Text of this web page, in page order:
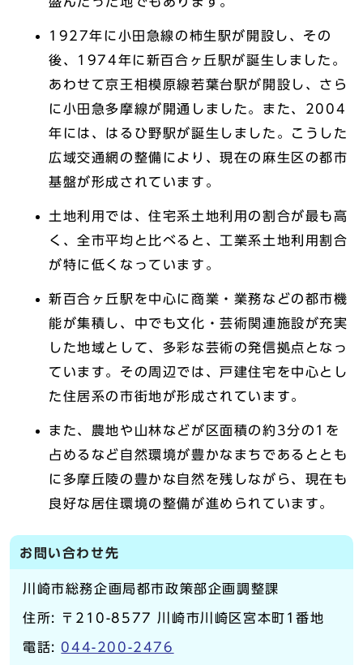
1927年に小田急線の柿生駅が開設し、その
後、1974年に新百合ヶ丘駅が誕生しました。
あわせて京王相模原線若葉台駅が開設し、さら
に小田急多摩線が開通しました。また、2004
年には、はるひ野駅が誕生しました。こうした
広域交通網の整備により、現在の麻生区の都市
基盤が形成されています。
土地利用では、住宅系土地利用の割合が最も高
く、全市平均と比べると、工業系土地利用割合
が特に低くなっています。
新百合ヶ丘駅を中心に商業・業務などの都市機
能が集積し、中でも文化・芸術関連施設が充実
した地域として、多彩な芸術の発信拠点となっ
ています。その周辺では、戸建住宅を中心とし
た住居系の市街地が形成されています。
また、農地や山林などが区面積の約3分の1を
占めるなど自然環境が豊かなまちであるととも
に多摩丘陵の豊かな自然を残しながら、現在も
良好な居住環境の整備が進められています。
お問い合わせ先
川崎市総務企画局都市政策部企画調整課
住所: 〒210-8577 川崎市川崎区宮本町1番地
電話: 044-200-2476